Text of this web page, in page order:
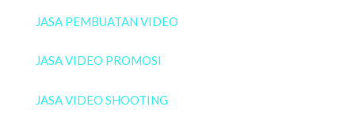
JASA PEMBUATAN VIDEO
JASA VIDEO PROMOSI
JASA VIDEO SHOOTING